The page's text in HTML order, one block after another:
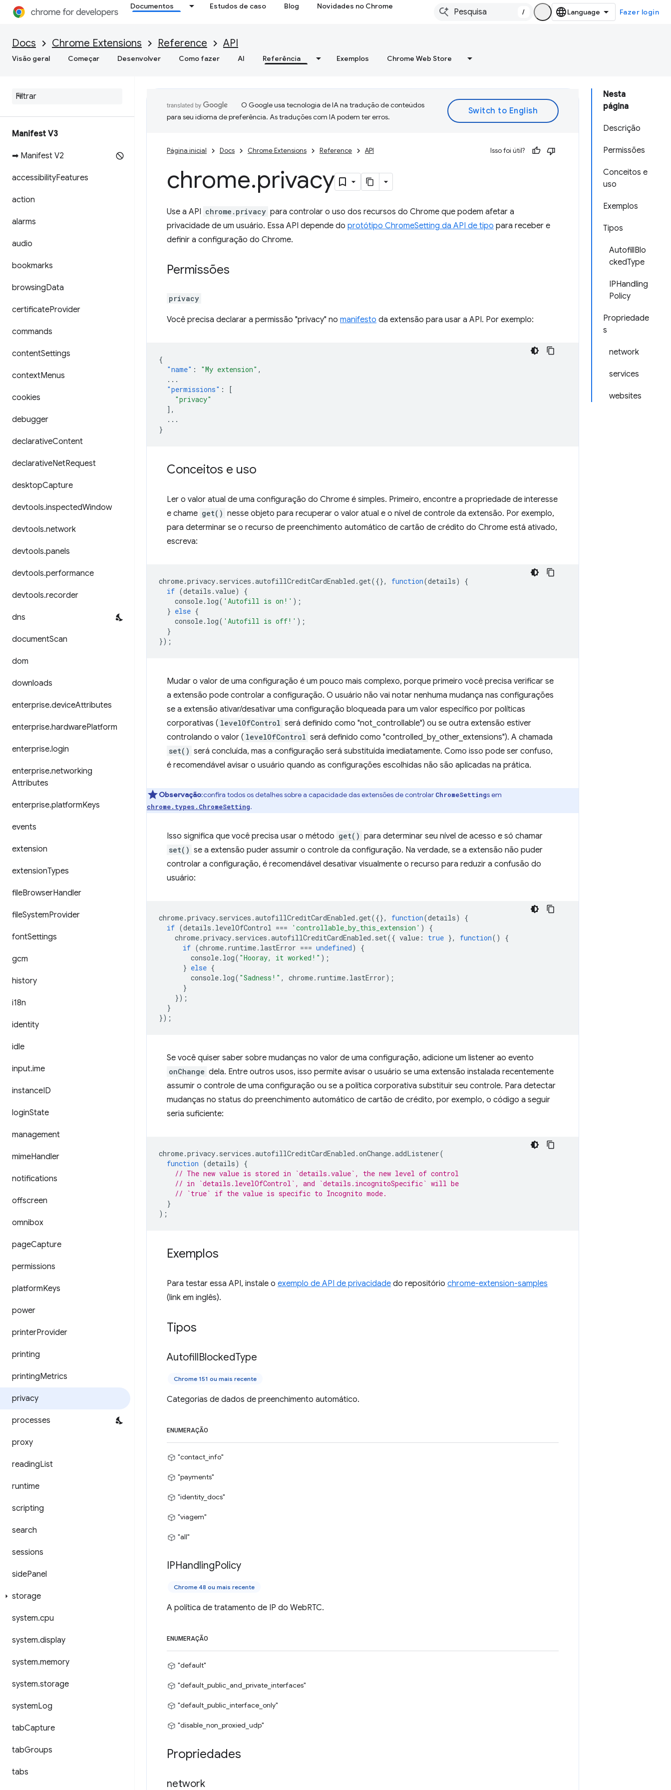
Documentos Estudos de caso Blog Novidades no Chrome
/ Fazer login
Docs Chrome Extensions Reference API
Visão geral Começar Desenvolver Como fazer AI Referência Exemplos Chrome Web Store
Manifest V3
➡ Manifest V2
accessibilityFeatures
action
alarms
audio
bookmarks
browsingData
certificateProvider
commands
contentSettings
contextMenus
cookies
debugger
declarativeContent
declarativeNetRequest
desktopCapture
devtools.inspectedWindow
devtools.network
devtools.panels
devtools.performance
devtools.recorder
dns
documentScan
dom
downloads
enterprise.deviceAttributes
enterprise.hardwarePlatform
enterprise.login
enterprise.networking
Attributes
enterprise.platformKeys
events
extension
extensionTypes
fileBrowserHandler
fileSystemProvider
fontSettings
gcm
history
i18n
identity
idle
input.ime
instanceID
loginState
management
mimeHandler
notifications
offscreen
omnibox
pageCapture
permissions
platformKeys
power
printerProvider
printing
printingMetrics
privacy
processes
proxy
readingList
runtime
scripting
search
sessions
sidePanel
storage
system.cpu
system.display
system.memory
system.storage
systemLog
tabCapture
tabGroups
tabs
Nesta
página
Descrição
Permissões
Conceitos e
uso
Exemplos
Tipos
AutofillBlo
ckedType
IPHandling
Policy
Propriedade
s
network
services
websites
O Google usa tecnologia de IA na tradução de conteúdos
para seu idioma de preferência. As traduções com IA podem ter erros.
Página inicial Docs Chrome Extensions Reference API Isso foi útil?
chrome.privacy
Use a API chrome.privacy para controlar o uso dos recursos do Chrome que podem afetar a
privacidade de um usuário. Essa API depende do protótipo ChromeSetting da API de tipo para receber e
definir a configuração do Chrome.
Permissões
privacy
Você precisa declarar a permissão "privacy" no manifesto da extensão para usar a API. Por exemplo:
{
"name" : "My extension" ,
...
"permissions" :
[
"privacy"
],
...
}
Conceitos e uso
Ler o valor atual de uma configuração do Chrome é simples. Primeiro, encontre a propriedade de interesse
e chame get() nesse objeto para recuperar o valor atual e o nível de controle da extensão. Por exemplo,
para determinar se o recurso de preenchimento automático de cartão de crédito do Chrome está ativado,
escreva:
chrome.privacy. services .autofillCreditCardEnabled .get({}, function(details)
{
if (details .value)
{
console. log( 'Autofill is on!' );
} else {
console. log( 'Autofill is off!' );
}
});
Mudar o valor de uma configuração é um pouco mais complexo, porque primeiro você precisa verificar se
a extensão pode controlar a configuração. O usuário não vai notar nenhuma mudança nas configurações
se a extensão ativar/desativar uma configuração bloqueada para um valor específico por políticas
corporativas ( levelOfControl será definido como "not_controllable") ou se outra extensão estiver
controlando o valor ( levelOfControl será definido como "controlled_by_other_extensions"). A chamada
set() será concluída, mas a configuração será substituída imediatamente. Como isso pode ser confuso,
é recomendável avisar o usuário quando as configurações escolhidas não são aplicadas na prática.
Observação:confira todos os detalhes sobre a capacidade das extensões de controlar ChromeSettings em
chrome.types.ChromeSetting.
Isso significa que você precisa usar o método get() para determinar seu nível de acesso e só chamar
set() se a extensão puder assumir o controle da configuração. Na verdade, se a extensão não puder
controlar a configuração, é recomendável desativar visualmente o recurso para reduzir a confusão do
usuário:
chrome.privacy. services .autofillCreditCardEnabled .get({}, function(details)
{
if (details . levelOfControl === 'controllable_by_this_extension' )
{
chrome.privacy. services .autofillCreditCardEnabled . set({ value : true }, function()
{
if (chrome. runtime. lastError === undefined)
{
console. log( "Hooray, it worked!" );
} else {
console. log( "Sadness!" , chrome. runtime. lastError);
}
});
}
});
Se você quiser saber sobre mudanças no valor de uma configuração, adicione um listener ao evento
onChange dela. Entre outros usos, isso permite avisar o usuário se uma extensão instalada recentemente
assumir o controle de uma configuração ou se a política corporativa substituir seu controle. Para detectar
mudanças no status do preenchimento automático de cartão de crédito, por exemplo, o código a seguir
seria suficiente:
chrome.privacy. services .autofillCreditCardEnabled .onChange.addListener(
function (details)
{
// The new value is stored in `details.value`, the new level of control
// in `details.levelOfControl`, and `details.incognitoSpecific` will be
// `true` if the value is specific to Incognito mode.
}
);
Exemplos
Para testar essa API, instale o exemplo de API de privacidade do repositório chrome-extension-samples
(link em inglês).
Tipos
AutofillBlockedType
Chrome 151 ou mais recente
Categorias de dados de preenchimento automático.
ENUMERAÇÃO
"contact_info"
"payments"
"identity_docs"
"viagem"
"all"
IPHandlingPolicy
Chrome 48 ou mais recente
A política de tratamento de IP do WebRTC.
ENUMERAÇÃO
"default"
"default_public_and_private_interfaces"
"default_public_interface_only"
"disable_non_proxied_udp"
Propriedades
network